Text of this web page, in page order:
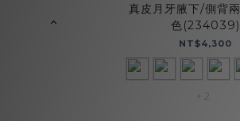
真皮月牙腋下/側背
色(234039)
NT$4,300
+ 2